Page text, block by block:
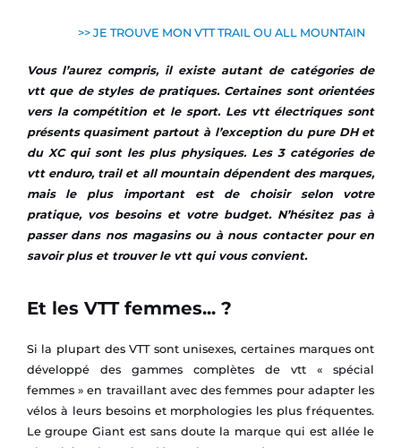
>> JE TROUVE MON VTT TRAIL OU ALL MOUNTAIN
Vous l’aurez compris, il existe autant de catégories de
vtt que de styles de pratiques. Certaines sont orientées
vers la compétition et le sport. Les vtt électriques sont
présents quasiment partout à l’exception du pure DH et
du XC qui sont les plus physiques. Les 3 catégories de
vtt enduro, trail et all mountain dépendent des marques,
mais le plus important est de choisir selon votre
pratique, vos besoins et votre budget. N’hésitez pas à
passer dans nos magasins ou à nous contacter pour en
savoir plus et trouver le vtt qui vous convient.
Et les VTT femmes... ?
Si la plupart des VTT sont unisexes, certaines marques ont
développé des gammes complètes de vtt « spécial
femmes » en travaillant avec des femmes pour adapter les
vélos à leurs besoins et morphologies les plus fréquentes.
Le groupe Giant est sans doute la marque qui est allée le